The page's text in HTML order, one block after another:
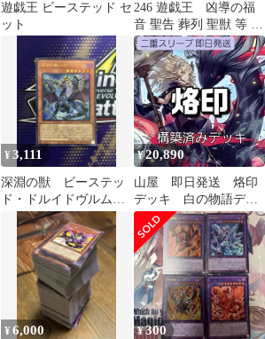
遊戯王 ビーステッド セ
ット
246 遊戯王 凶導の福
音 聖告 葬列 聖獣 等 儀
式ドラクマパーツ12枚
烙印
¥3,111
深淵の獣 ビーステッ
ド・ドルイドヴルム
ウルトラ ロゴ入り
遊戯王 ビーステット
¥20,890
山屋 即日発送 烙印
デッキ 白の物語デッ
キ 構築済みデッキ
¥6,000 ¥300